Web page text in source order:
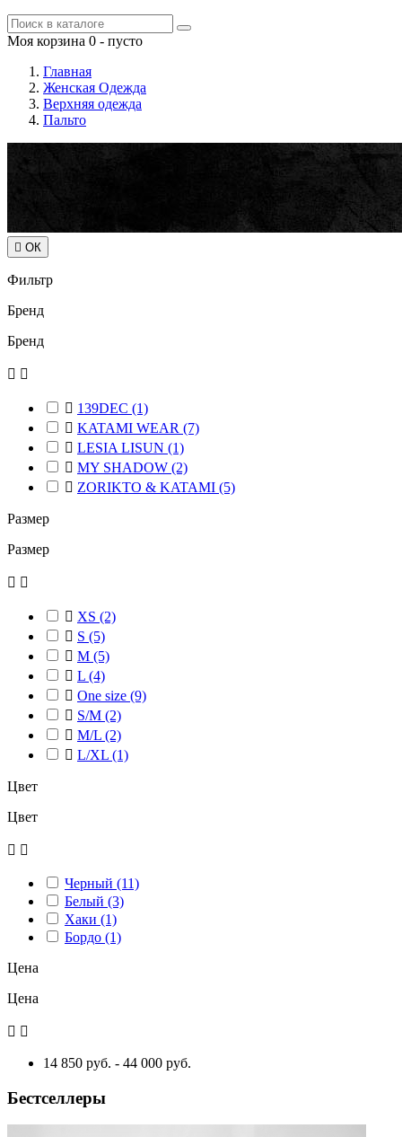
Моя корзина 0 - пусто
Главная
Женская Одежда
Верхняя одежда
Пальто
 ОК
Фильтр
Бренд
Бренд
 
 139DEC (1)
 KATAMI WEAR (7)
 LESIA LISUN (1)
 MY SHADOW (2)
 ZORIKTO & KATAMI (5)
Размер
Размер
 
 XS (2)
 S (5)
 M (5)
 L (4)
 One size (9)
 S/M (2)
 M/L (2)
 L/XL (1)
Цвет
Цвет
 
Черный (11)
Белый (3)
Хаки (1)
Бордо (1)
Цена
Цена
 
14 850 руб. - 44 000 руб.
Бестселлеры